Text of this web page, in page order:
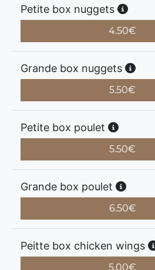
Petite box nuggets
4.50€
Grande box nuggets
5.50€
Petite box poulet
5.50€
Grande box poulet
6.50€
Peitte box chicken wings
5.00€